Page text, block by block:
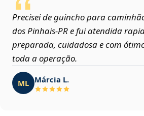
Precisei de guincho para
dos Pinhais‑PR e fui atendida
preparada, cuidadosa e com
toda a operação.
ML Márcia L.